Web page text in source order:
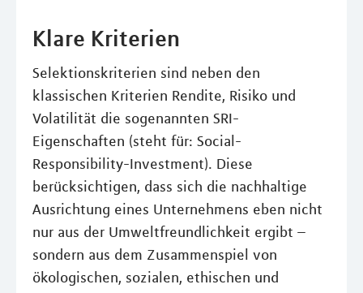
Klare Kriterien
Selektionskriterien sind neben den
klassischen Kriterien Rendite, Risiko und
Volatilität die sogenannten SRI-
Eigenschaften (steht für: Social-
Responsibility-Investment). Diese
berücksichtigen, dass sich die nachhaltige
Ausrichtung eines Unternehmens eben nicht
nur aus der Umweltfreundlichkeit ergibt –
sondern aus dem Zusammenspiel von
ökologischen, sozialen, ethischen und